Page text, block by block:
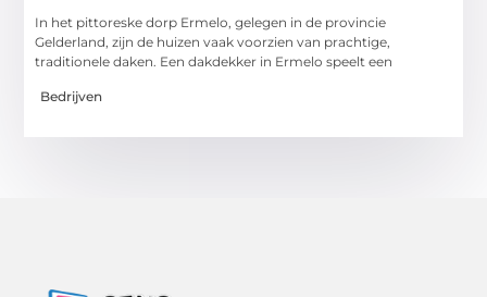
In het pittoreske dorp Ermelo, gelegen in de provincie
Gelderland, zijn de huizen vaak voorzien van prachtige,
traditionele daken. Een dakdekker in Ermelo speelt een
Bedrijven